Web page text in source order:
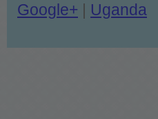
Google+ | Uganda